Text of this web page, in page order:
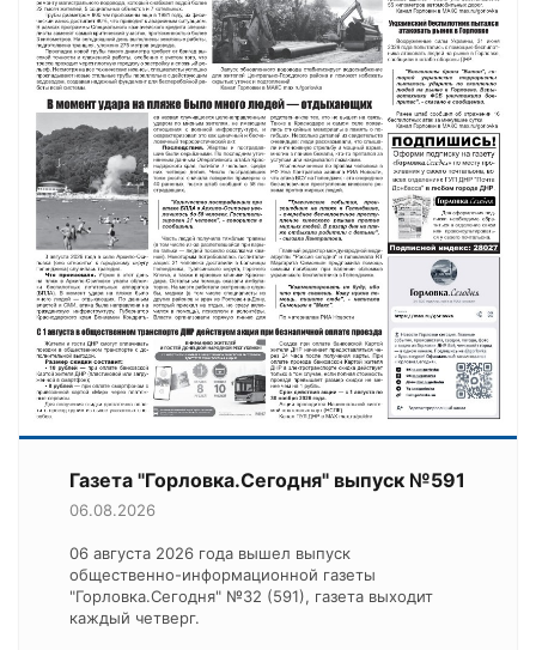
Газета "Горловка.Сегодня" выпуск №591
06.08.2026
06 августа 2026 года вышел выпуск
общественно-информационной газеты
"Горловка.Сегодня" №32 (591), газета выходит
каждый четверг.